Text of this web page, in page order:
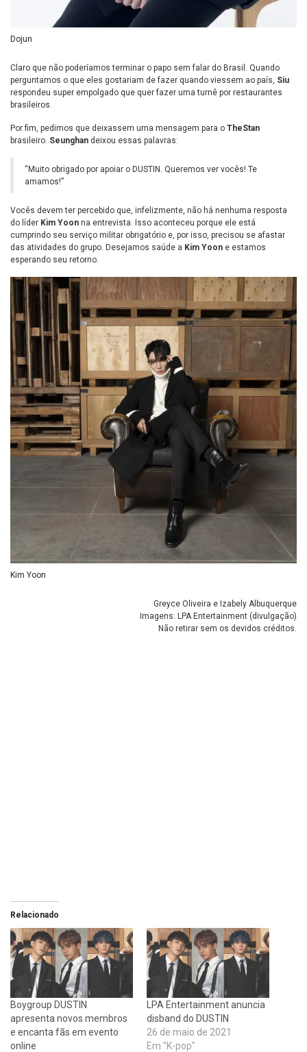
Dojun
Claro que não poderíamos terminar o papo sem falar do Brasil. Quando
perguntamos o que eles gostariam de fazer quando viessem ao país, Siu
respondeu super empolgado que quer fazer uma turnê por restaurantes
brasileiros.
Por fim, pedimos que deixassem uma mensagem para o TheStan
brasileiro. Seunghan deixou essas palavras:
“Muito obrigado por apoiar o DUSTIN. Queremos ver vocês! Te
amamos!”
Vocês devem ter percebido que, infelizmente, não há nenhuma resposta
do líder Kim Yoon na entrevista. Isso aconteceu porque ele está
cumprindo seu serviço militar obrigatório e, por isso, precisou se afastar
das atividades do grupo. Desejamos saúde a Kim Yoon e estamos
esperando seu retorno.
Kim Yoon
Greyce Oliveira e Izabely Albuquerque
Imagens: LPA Entertainment (divulgação)
Não retirar sem os devidos créditos.
Relacionado
Boygroup DUSTIN
apresenta novos membros
e encanta fãs em evento
online
LPA Entertainment anuncia
disband do DUSTIN
26 de maio de 2021
Em "K-pop"